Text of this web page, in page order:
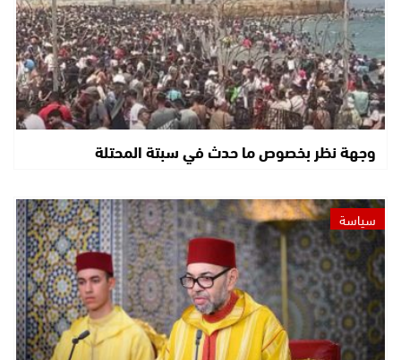
وجهة نظر بخصوص ما حدث في سبتة المحتلة
سياسة